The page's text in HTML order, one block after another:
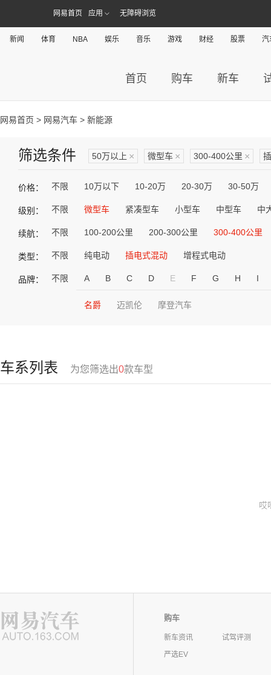
网易首页 应用 无障碍浏览
新闻 体育 NBA 娱乐 音乐 游戏 财经 股票 汽
首页 购车 新车
网易首页 > 网易汽车 > 新能源
筛选条件 50万以上 × 微型车 × 300-400公里 ×
价格： 不限 10万以下 10-20万 20-30万 30-50万
级别： 不限 微型车 紧凑型车 小型车 中型车 中
续航： 不限 100-200公里 200-300公里 300-400公里
类型： 不限 纯电动 插电式混动 增程式电动
品牌： 不限 A B C D E F G H I
名爵 迈凯伦 摩登汽车
车系列表 为您筛选出0款车型
哎
购车
新车资讯
试驾评测
严选EV